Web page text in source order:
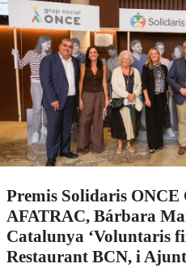
Premis Solidaris ONCE
AFATRAC, Bárbara
Catalunya ‘Voluntaris
Restaurant BCN, i